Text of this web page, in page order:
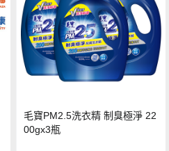
毛寶PM2.5洗衣精 制臭極淨 22
00gx3瓶